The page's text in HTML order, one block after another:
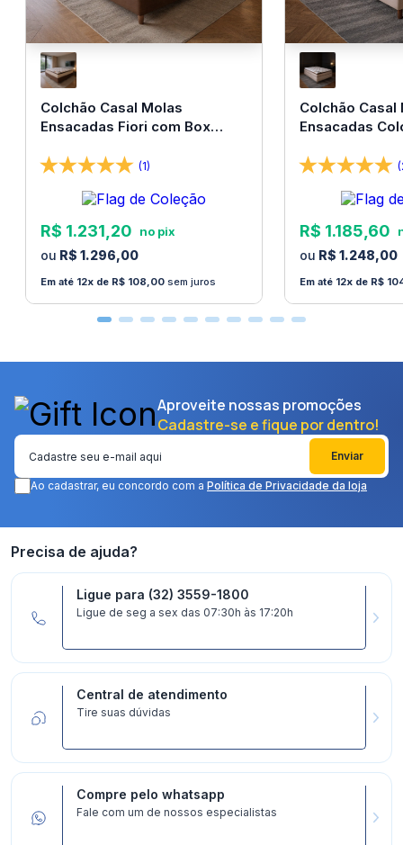
Certifique-se que o produto passa por escadas,
vãos, portas ou janelas antes de finalizar a compra.
Colchão Casal Molas
Ensacadas Fiori com Box
(1)
R$ 1.231 20
R$ 1.296,00
12 R$ 108 00sem juros
Colchão Casal
Ensacadas
R$ 1.185 60
R$ 1.248,00
12 R$
Aproveite nossas promoções
Cadastre-se e fique por dentro!
Enviar
Ao cadastrar, eu concordo com a Política de Privacidade da loja
Precisa de ajuda?
Ligue para (32) 3559-1800
Ligue de seg a sex das 07:30h às 17:20h
Central de atendimento
Tire suas dúvidas
Compre pelo whatsapp
Fale com um de nossos especialistas